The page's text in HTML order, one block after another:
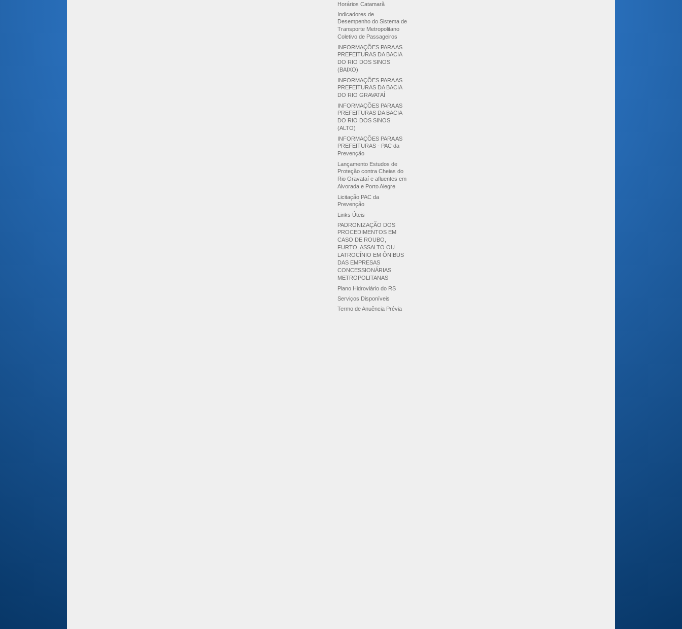
Horários Catamarã
Indicadores de
Desempenho do Sistema de
Transporte Metropolitano
Coletivo de Passageiros
INFORMAÇÕES PARA AS
PREFEITURAS DA BACIA
DO RIO DOS SINOS
(BAIXO)
INFORMAÇÕES PARA AS
PREFEITURAS DA BACIA
DO RIO GRAVATAÍ
INFORMAÇÕES PARA AS
PREFEITURAS DA BACIA
DO RIO DOS SINOS
(ALTO)
INFORMAÇÕES PARA AS
PREFEITURAS - PAC da
Prevenção
Lançamento Estudos de
Proteção contra Cheias do
Rio Gravataí e afluentes em
Alvorada e Porto Alegre
Licitação PAC da
Prevenção
Links Úteis
PADRONIZAÇÃO DOS
PROCEDIMENTOS EM
CASO DE ROUBO,
FURTO, ASSALTO OU
LATROCÍNIO EM ÔNIBUS
DAS EMPRESAS
CONCESSIONÁRIAS
METROPOLITANAS
Plano Hidroviário do RS
Serviços Disponíveis
Termo de Anuência Prévia